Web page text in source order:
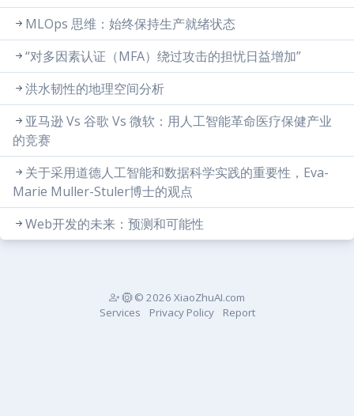
MLOps 思维：始终保持生产就绪状态
“对多因素认证（MFA）绕过攻击的担忧日益增加”
洪水韧性的地理空间分析
亚马逊 Vs 谷歌 Vs 微软：用人工智能革命医疗保健产业
的竞赛
关于采用道德人工智能和数据科学实践的重要性，Eva-
Marie Muller-Stuler博士的观点
Web开发的未来：预测和可能性
© 2026 XiaoZhuAI.com
Services
Privacy Policy Report